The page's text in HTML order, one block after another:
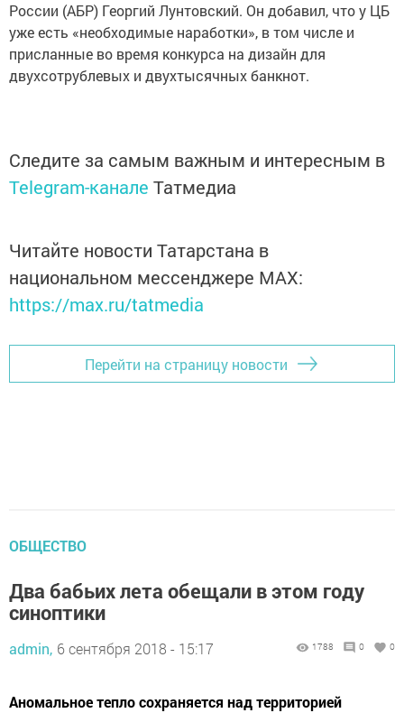
России (АБР) Георгий Лунтовский. Он добавил, что у ЦБ
уже есть «необходимые наработки», в том числе и
присланные во время конкурса на дизайн для
двухсотрублевых и двухтысячных банкнот.
Следите за самым важным и интересным в
Telegram-канале Татмедиа
Читайте новости Татарстана в
национальном мессенджере MАХ:
https://max.ru/tatmedia
Перейти на страницу новости
ОБЩЕСТВО
Два бабьих лета обещали в этом году
синоптики
admin, 6 сентября 2018 - 15:17 1788 0 0
Аномальное тепло сохраняется над территорией